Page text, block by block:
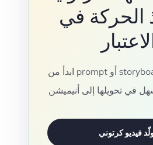
الحركة في
ابدأ من prompt أو storyboard، ثم ولّد خطة
فيديو كرتوني